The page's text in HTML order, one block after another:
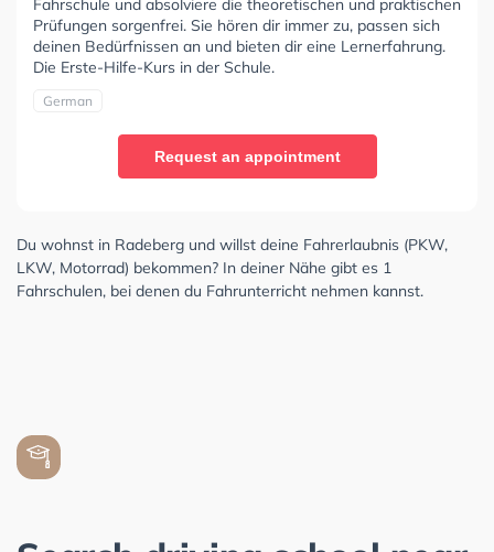
Prüfungen sorgenfrei. Sie hören dir immer zu, passen sich
deinen Bedürfnissen an und bieten dir eine Lernerfahrung.
Die Erste-Hilfe-Kurs in der Schule.
German
Request an appointment
Du wohnst in Radeberg und willst deine Fahrerlaubnis (PKW,
LKW, Motorrad) bekommen? In deiner Nähe gibt es 1
Fahrschulen, bei denen du Fahrunterricht nehmen kannst.